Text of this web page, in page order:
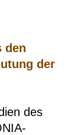
den
der
des